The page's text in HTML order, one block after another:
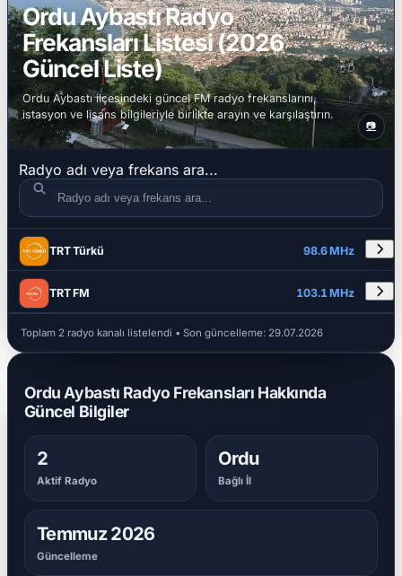
📷
Ordu Aybastı Radyo
Frekansları Listesi (2026
Güncel Liste)
Ordu Aybastı ilçesindeki güncel FM radyo frekanslarını,
istasyon ve lisans bilgileriyle birlikte arayın ve karşılaştırın.
Radyo adı veya frekans ara...
RADYO ADI DETAYLAR
TRT Türkü 98.6 MHz
TRT FM 103.1 MHz
Toplam 2 radyo kanalı listelendi • Son güncelleme: 29.07.2026
Ordu Aybastı Radyo Frekansları Hakkında
Güncel Bilgiler
2
Aktif Radyo
Ordu
Bağlı İl
Temmuz 2026
Güncelleme